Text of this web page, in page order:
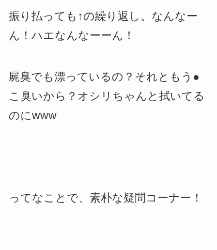
振り払っても↑の繰り返し。なんなー
ん！ハエなんなーーん！
屍臭でも漂っているの？それともう●
こ臭いから？オシリちゃんと拭いてる
のにwww
ってなことで、素朴な疑問コーナー！